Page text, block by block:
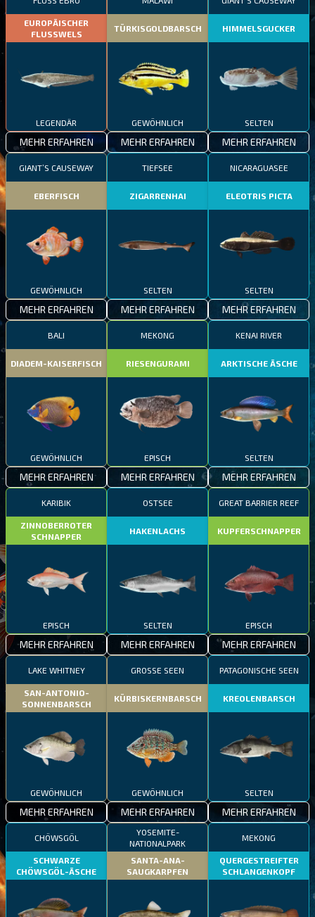
EUROPÄISCHER
FLUSSWELS
LEGENDÄR
MEHR ERFAHREN
TÜRKISGOLDBARSCH
GEWÖHNLICH
MEHR ERFAHREN
HIMMELSGUCKER
SELTEN
MEHR ERFAHREN
GIANT’S CAUSEWAY
EBERFISCH
GEWÖHNLICH
MEHR ERFAHREN
TIEFSEE
ZIGARRENHAI
SELTEN
MEHR ERFAHREN
NICARAGUASEE
ELEOTRIS PICTA
SELTEN
MEHR ERFAHREN
BALI
DIADEM-KAISERFISCH
GEWÖHNLICH
MEHR ERFAHREN
MEKONG
RIESENGURAMI
EPISCH
MEHR ERFAHREN
KENAI RIVER
ARKTISCHE ÄSCHE
SELTEN
MEHR ERFAHREN
KARIBIK
ZINNOBERROTER
SCHNAPPER
EPISCH
MEHR ERFAHREN
OSTSEE
HAKENLACHS
SELTEN
MEHR ERFAHREN
GREAT BARRIER REEF
KUPFERSCHNAPPER
EPISCH
MEHR ERFAHREN
LAKE WHITNEY
SAN-ANTONIO-
SONNENBARSCH
GEWÖHNLICH
MEHR ERFAHREN
GROSSE SEEN
KÜRBISKERNBARSCH
GEWÖHNLICH
MEHR ERFAHREN
PATAGONISCHE SEEN
KREOLENBARSCH
SELTEN
MEHR ERFAHREN
CHÖWSGÖL
SCHWARZE
CHÖWSGÖL-ÄSCHE
YOSEMITE-
NATIONALPARK
SANTA-ANA-
SAUGKARPFEN
MEKONG
QUERGESTREIFTER
SCHLANGENKOPF